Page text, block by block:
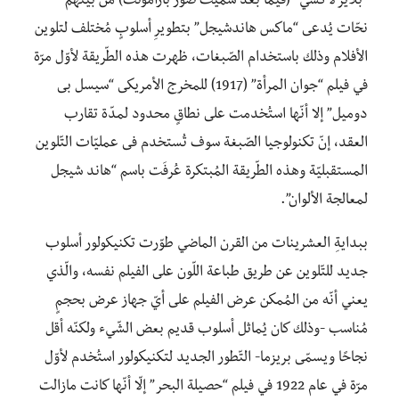
نحّات يُدعى “ماكس هاندشيجل” بتطويرِ أسلوبٍ مُختلف لتلوين
الأفلام وذلك باستخدام الصّبغات، ظهرت هذه الطّريقة لأوّل مرّة
في فيلم “جوان المرأة” (1917) للمخرج الأمريكى “سيسل بى
دوميل” إلا أنّها استُخدمت على نطاقٍ محدود لمدّة تقارب
العقد، إنّ تكنولوجيا الصّبغة سوف تُستخدم فى عمليّات التّلوين
المستقبليّة وهذه الطّريقة المُبتكرة عُرفَت باسم “هاند شيجل
لمعالجة الألوان”.
ببدايةِ العشرينات من القرن الماضي طوّرت تكنيكولور أسلوب
جديد للتّلوين عن طريق طباعة اللّون على الفيلم نفسه، والّذي
يعني أنّه من المُمكن عرض الفيلم على أيّ جهاز عرض بحجمٍ
مُناسب -وذلك كان يُماثل أسلوب قديم بعض الشّيء ولكنّه أقل
نجاحًا ويسمّى بريزما- التّطور الجديد لتكنيكولور استُخدم لأوّل
مرّة في عام 1922 في فيلم “حصيلة البحر” إلّا أنّها كانت مازالت